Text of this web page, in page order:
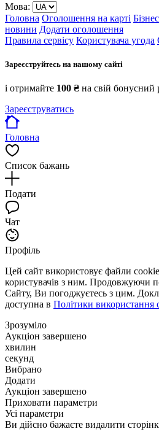
Мова:
Головна Оголошення на карті
новини Додати оголошення
Правила сервісу Користувача угода
Зареєструйтесь на нашому сайті
і отримайте 100 ₴ на свій бонусний
Зареєструватись
Головна
Список бажань
Подати
Чат
Профіль
Цей сайт використовує файли
користувачів з ним. Продовжуючи
Сайту, Ви погоджуєтесь з цим.
доступна в Політики використання
Зрозуміло
Аукціон завершено
хвилин
секунд
Вибрано
Додати
Аукціон завершено
Приховати параметри
Усі параметри
Ви дійсно бажаєте видалити